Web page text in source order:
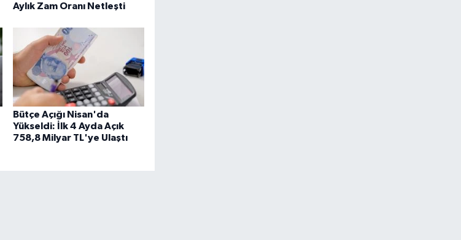
Aylık Zam Oranı Netleşti
Bütçe Açığı Nisan'da
Yükseldi: İlk 4 Ayda Açık
758,8 Milyar TL'ye Ulaştı